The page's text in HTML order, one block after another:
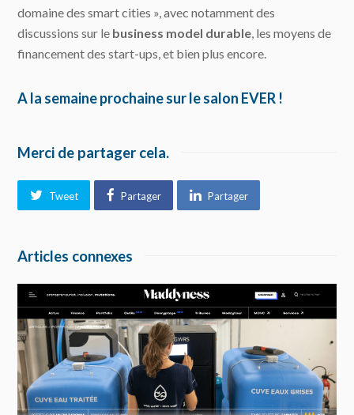
domaine des smart cities », avec notamment des
discussions sur le business model durable, les moyens de
financement des start-ups, et bien plus encore.
A la semaine prochaine sur le salon EVER !
Merci de partager cela.
Tweet Partager Partager
Articles connexes